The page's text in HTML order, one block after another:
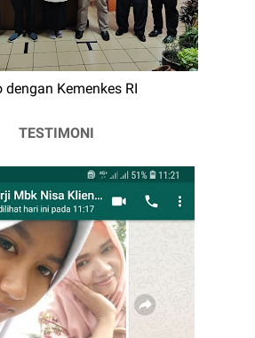
dengan Kemenkes RI
TESTIMONI